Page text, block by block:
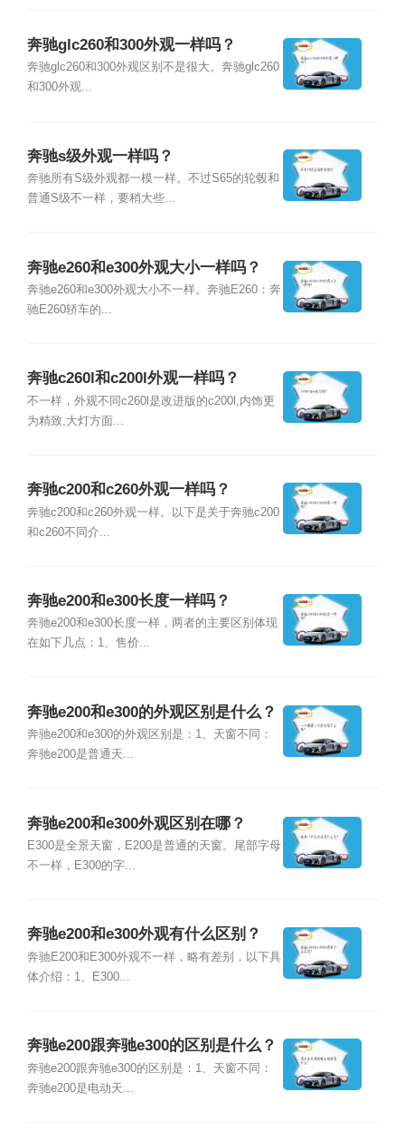
奔驰glc260和300外观一样吗？
奔驰glc260和300外观区别不是很大。奔驰glc260
和300外观...
奔驰s级外观一样吗？
奔驰所有S级外观都一模一样。不过S65的轮毂和
普通S级不一样，要稍大些...
奔驰e260和e300外观大小一样吗？
奔驰e260和e300外观大小不一样。奔驰E260：奔
驰E260轿车的...
奔驰c260l和c200l外观一样吗？
不一样，外观不同c260l是改进版的c200l,内饰更
为精致,大灯方面...
奔驰c200和c260外观一样吗？
奔驰c200和c260外观一样。以下是关于奔驰c200
和c260不同介...
奔驰e200和e300长度一样吗？
奔驰e200和e300长度一样，两者的主要区别体现
在如下几点：1、售价...
奔驰e200和e300的外观区别是什么？
奔驰e200和e300的外观区别是：1、天窗不同：
奔驰e200是普通天...
奔驰e200和e300外观区别在哪？
E300是全景天窗，E200是普通的天窗。尾部字母
不一样，E300的字...
奔驰e200和e300外观有什么区别？
奔驰E200和E300外观不一样，略有差别，以下具
体介绍：1、E300...
奔驰e200跟奔驰e300的区别是什么？
奔驰e200跟奔驰e300的区别是：1、天窗不同：
奔驰e200是电动天...